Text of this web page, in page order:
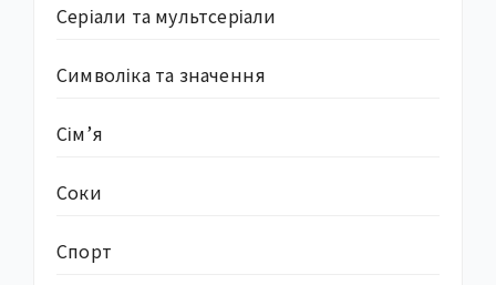
Серіали та мультсеріали
Символіка та значення
Сім’я
Соки
Спорт